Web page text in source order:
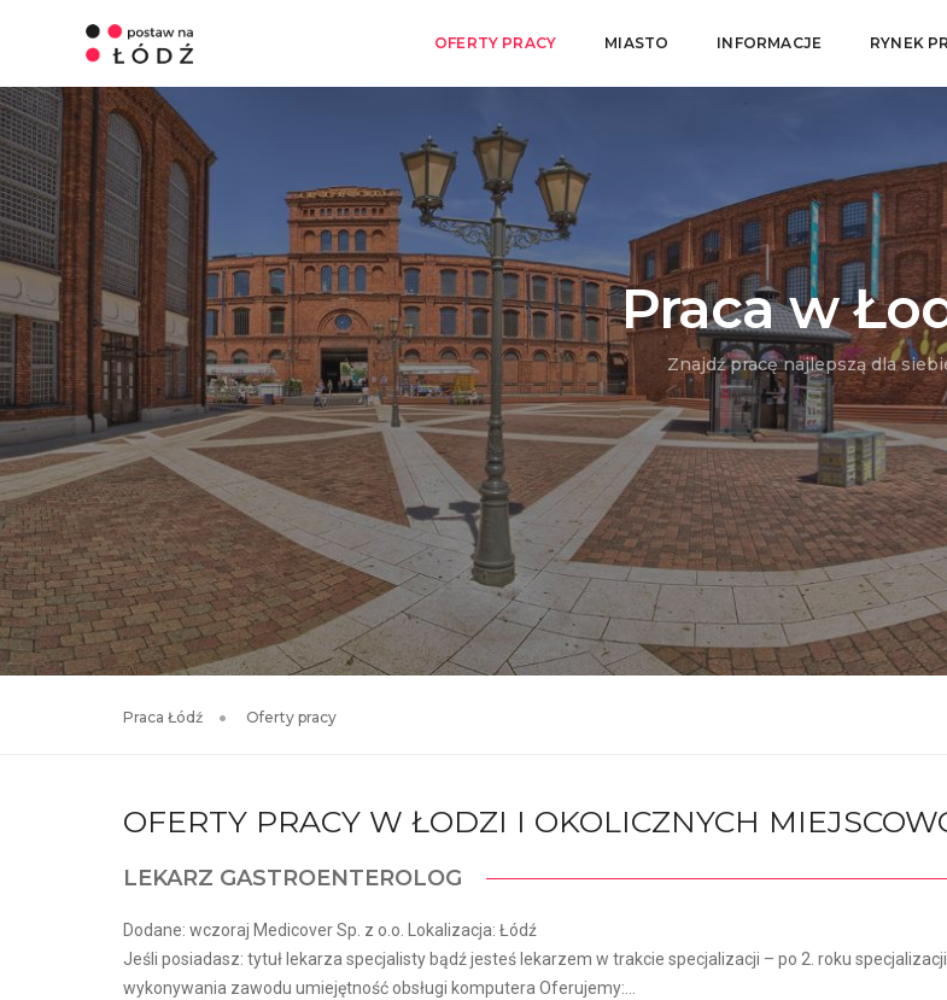
OFERTY PRACY MIASTO INFORMACJE RYNEK
Praca w
Znajdź pracę najlepszą dla
Praca Łódź Oferty pracy
OFERTY PRACY W ŁODZI I OKOLICZNYCH
LEKARZ GASTROENTEROLOG
Dodane: wczoraj Medicover Sp. z o.o. Lokalizacja: Łódź
Jeśli posiadasz: tytuł lekarza specjalisty bądź jesteś lekarzem w trakcie specjalizacji – po 2. roku
wykonywania zawodu umiejętność obsługi komputera Oferujemy:...